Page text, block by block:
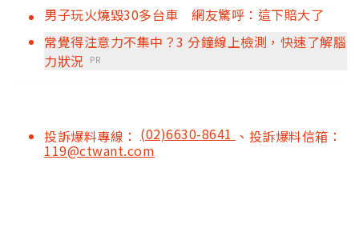
男子玩火燒毀30多台車 網友驚呼：這下賠大了
常覺得注意力不集中？3 分鐘線上檢測，快速了解腦
力狀況
PR
投訴爆料專線： (02)6630-8641 、投訴爆料信箱：
119@ctwant.com